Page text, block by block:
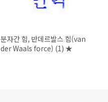
분자간 힘, 반데르발스 힘(van
der Waals force) (1) ★